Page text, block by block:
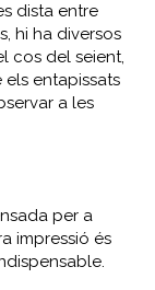
dista entre
hi ha diversos
cos del seient,
els entapissats
a les
per a
impressió és